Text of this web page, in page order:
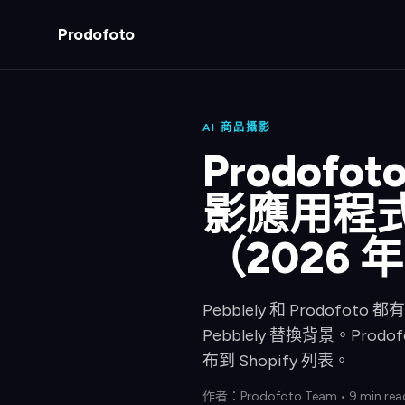
Prodofoto
AI 商品攝影
影應用程
（2026
Pebblely 和 Prodofoto 都
Pebblely 替換背景。
布到 Shopify 列表。
作者： Prodofoto Team • 9 min